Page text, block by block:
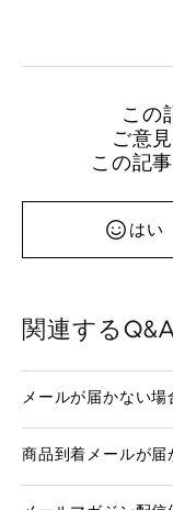
この
ご意
この記
はい
関連する
メールが届かない場
商品到着メールが